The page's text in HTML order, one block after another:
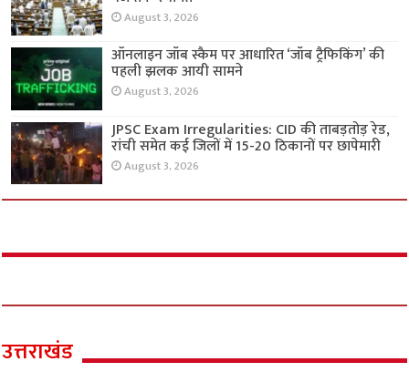
August 3, 2026
ऑनलाइन जॉब स्कैम पर आधारित ‘जॉब ट्रैफिकिंग’ की
पहली झलक आयी सामने
August 3, 2026
JPSC Exam Irregularities: CID की ताबड़तोड़ रेड,
रांची समेत कई जिलों में 15-20 ठिकानों पर छापेमारी
August 3, 2026
उत्तराखंड